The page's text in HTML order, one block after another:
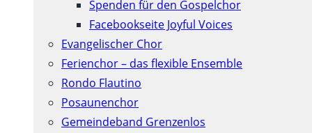
Spenden für den Gospelchor
Facebookseite Joyful Voices
Evangelischer Chor
Ferienchor – das flexible Ensemble
Rondo Flautino
Posaunenchor
Gemeindeband Grenzenlos